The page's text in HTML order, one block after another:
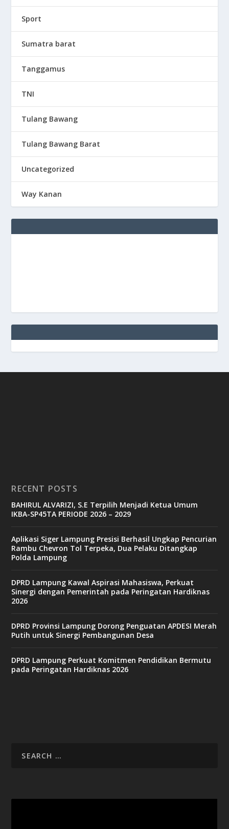
Sport
Sumatra barat
Tanggamus
TNI
Tulang Bawang
Tulang Bawang Barat
Uncategorized
Way Kanan
RECENT POSTS
BAHIRUL ALVARIZI, S.E Terpilih Menjadi Ketua Umum
IKBA-SP45TA PERIODE 2026 – 2029
Aplikasi Siger Lampung Presisi Berhasil Ungkap Pencurian
Rambu Chevron Tol Terpeka, Dua Pelaku Ditangkap
Polda Lampung
DPRD Lampung Kawal Aspirasi Mahasiswa, Perkuat
Sinergi dengan Pemerintah pada Peringatan Hardiknas
2026
DPRD Provinsi Lampung Dorong Penguatan APDESI Merah
Putih untuk Sinergi Pembangunan Desa
DPRD Lampung Perkuat Komitmen Pendidikan Bermutu
pada Peringatan Hardiknas 2026